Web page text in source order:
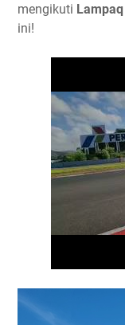
mengikuti
ini!